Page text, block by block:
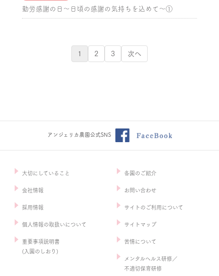
勤労感謝の日～日頃の感謝の気持ちを込めて～①
1 2 3 次へ
アンジェリカ農園公式SNS
大切にしていること
会社情報
採用情報
個人情報の取扱いについて
重要事項説明書
(入園のしおり)
各園のご紹介
お問い合わせ
サイトのご利用について
サイトマップ
苦情について
メンタルヘルス研修／
不適切保育研修